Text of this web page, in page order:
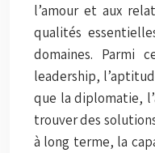
l’amour et aux
qualités
domaines. Parmi
leadership,
que la diplomatie,
trouver des
à long terme, la